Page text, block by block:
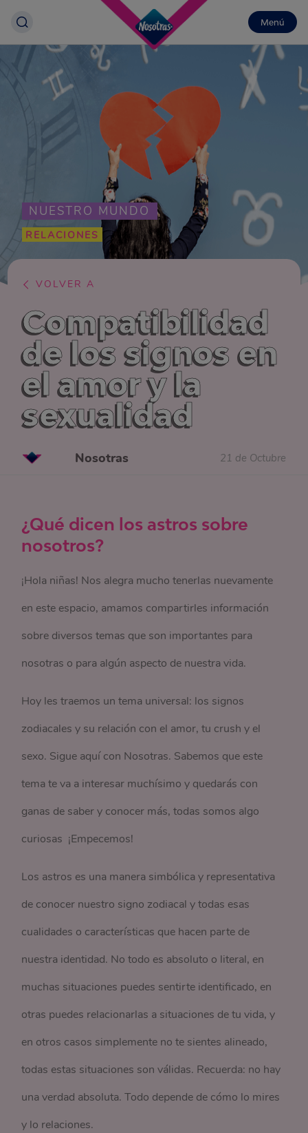
Menú
NUESTRO MUNDO
RELACIONES
VOLVER A
Compatibilidad
de los signos en
el amor y la
sexualidad
Nosotras 21 de Octubre
¿Qué dicen los astros sobre
nosotros?
¡Hola niñas! Nos alegra mucho tenerlas nuevamente
en este espacio, amamos compartirles información
sobre diversos temas que son importantes para
nosotras o para algún aspecto de nuestra vida.
Hoy les traemos un tema universal: los signos
zodiacales y su relación con el amor, tu crush y el
sexo. Sigue aquí con Nosotras. Sabemos que este
tema te va a interesar muchísimo y quedarás con
ganas de saber y conocer más, todas somos algo
curiosas ¡Empecemos!
Los astros es una manera simbólica y representativa
de conocer nuestro signo zodiacal y todas esas
cualidades o características que hacen parte de
nuestra identidad. No todo es absoluto o literal, en
muchas situaciones puedes sentirte identificado, en
otras puedes relacionarlas a situaciones de tu vida, y
en otros casos simplemente no te sientes alineado,
todas estas situaciones son válidas. Recuerda: no hay
una verdad absoluta. Todo depende de cómo lo mires
y lo relaciones.